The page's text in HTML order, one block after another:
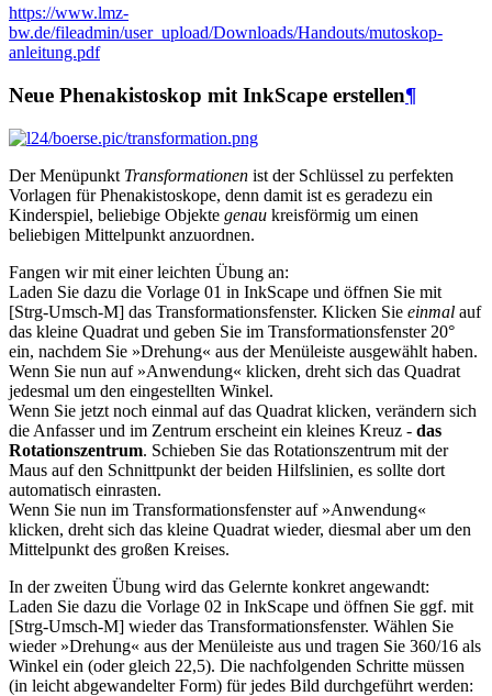
https://www.lmz-
bw.de/fileadmin/user_upload/Downloads/Handouts/mutoskop-
anleitung.pdf
Neue Phenakistoskop mit InkScape erstellen¶
Der Menüpunkt Transformationen ist der Schlüssel zu perfekten
Vorlagen für Phenakistoskope, denn damit ist es geradezu ein
Kinderspiel, beliebige Objekte genau kreisförmig um einen
beliebigen Mittelpunkt anzuordnen.
Fangen wir mit einer leichten Übung an:
Laden Sie dazu die Vorlage 01 in InkScape und öffnen Sie mit
[Strg-Umsch-M] das Transformationsfenster. Klicken Sie einmal auf
das kleine Quadrat und geben Sie im Transformationsfenster 20°
ein, nachdem Sie »Drehung« aus der Menüleiste ausgewählt haben.
Wenn Sie nun auf »Anwendung« klicken, dreht sich das Quadrat
jedesmal um den eingestellten Winkel.
Wenn Sie jetzt noch einmal auf das Quadrat klicken, verändern sich
die Anfasser und im Zentrum erscheint ein kleines Kreuz - das
Rotationszentrum. Schieben Sie das Rotationszentrum mit der
Maus auf den Schnittpunkt der beiden Hilfslinien, es sollte dort
automatisch einrasten.
Wenn Sie nun im Transformationsfenster auf »Anwendung«
klicken, dreht sich das kleine Quadrat wieder, diesmal aber um den
Mittelpunkt des großen Kreises.
In der zweiten Übung wird das Gelernte konkret angewandt:
Laden Sie dazu die Vorlage 02 in InkScape und öffnen Sie ggf. mit
[Strg-Umsch-M] wieder das Transformationsfenster. Wählen Sie
wieder »Drehung« aus der Menüleiste aus und tragen Sie 360/16 als
Winkel ein (oder gleich 22,5). Die nachfolgenden Schritte müssen
(in leicht abgewandelter Form) für jedes Bild durchgeführt werden: